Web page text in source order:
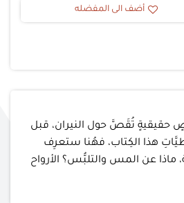
أضف الى المفضله
حقيقيةٍ تُقَصَّ حول النيران، قبل
هذا الكِتاب، فهُنا ستعرِف
عن المس والتلبُّس؟ الأرواح